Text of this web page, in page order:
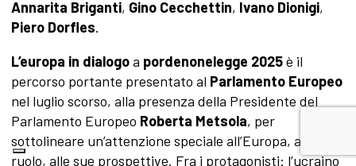
Annarita Briganti, Gino Cecchettin, Ivano Dionigi,
Piero Dorfles.
L’europa in dialogoa pordenonelegge 2025è il
percorso portante presentato al Parlamento Europeo
nel luglio scorso, alla presenza della Presidente del
Parlamento Europeo Roberta Metsola, per
sottolineare un’attenzione speciale all’Europa, al suo
ruolo, alle sue prospettive. Fra i protagonisti: l’ucraino